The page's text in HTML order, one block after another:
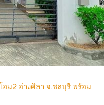
ม2 อ่างศิลา จ.ชลบุรี พร้อม